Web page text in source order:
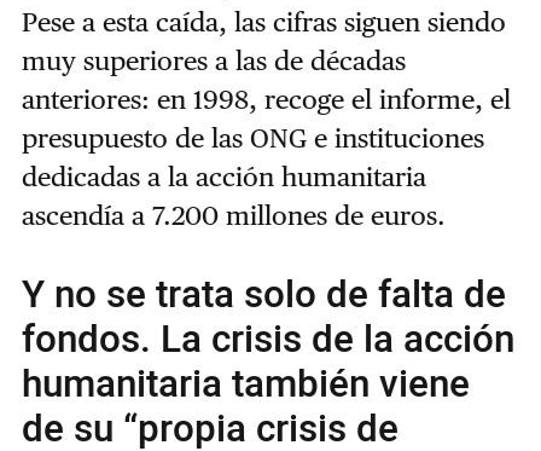
Pese a esta caída, las cifras siguen siendo
muy superiores a las de décadas
anteriores: en 1998, recoge el informe, el
presupuesto de las ONG e instituciones
dedicadas a la acción humanitaria
ascendía a 7.200 millones de euros.
Y no se trata solo de falta de
fondos. La crisis de la acción
humanitaria también viene
de su “propia crisis de